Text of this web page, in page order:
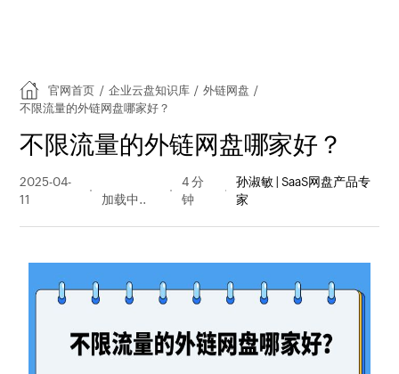
官网首页 / 企业云盘知识库 / 外链网盘 /
不限流量的外链网盘哪家好？
不限流量的外链网盘哪家好？
2025-04-
11
量
4 分
钟
孙淑敏 | SaaS网盘产品专
家